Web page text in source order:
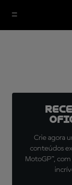
Crie agora
conteúdos
MotoGP™,